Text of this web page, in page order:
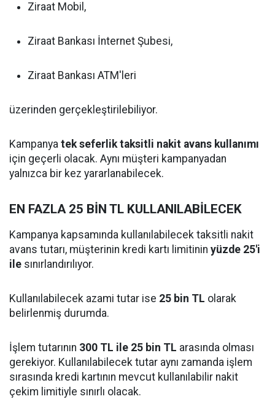
Ziraat Mobil,
Ziraat Bankası İnternet Şubesi,
Ziraat Bankası ATM'leri
üzerinden gerçekleştirilebiliyor.
Kampanya tek seferlik taksitli nakit avans kullanımı
için geçerli olacak. Aynı müşteri kampanyadan
yalnızca bir kez yararlanabilecek.
EN FAZLA 25 BİN TL KULLANILABİLECEK
Kampanya kapsamında kullanılabilecek taksitli nakit
avans tutarı, müşterinin kredi kartı limitinin yüzde 25'i
ile sınırlandırılıyor.
Kullanılabilecek azami tutar ise 25 bin TL olarak
belirlenmiş durumda.
İşlem tutarının 300 TL ile 25 bin TL arasında olması
gerekiyor. Kullanılabilecek tutar aynı zamanda işlem
sırasında kredi kartının mevcut kullanılabilir nakit
çekim limitiyle sınırlı olacak.